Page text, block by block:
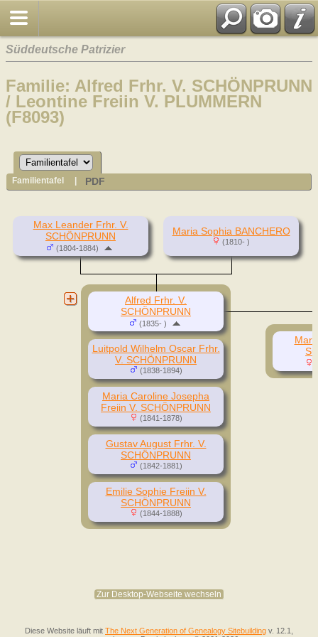
Süddeutsche Patrizier
Familie: Alfred Frhr. V. SCHÖNPRUNN
/ Leontine Freiin V. PLUMMERN
(F8093)
Familientafel PDF
Max Leander Frhr. V.
SCHÖNPRUNN
(1804-1884)
Maria Sophia BANCHERO
(1810- )
Luitpold Wilhelm Oscar Frhr.
V. SCHÖNPRUNN
(1838-1894)
Maria Caroline Josepha
Freiin V. SCHÖNPRUNN
(1841-1878)
Gustav August Frhr. V.
SCHÖNPRUNN
(1842-1881)
Emilie Sophie Freiin V.
SCHÖNPRUNN
(1844-1888)
Alfred Frhr. V.
SCHÖNPRUNN
(1835- )
Zur Desktop-Webseite wechseln
Diese Website läuft mit The Next Generation of Genealogy Sitebuilding v. 12.1,